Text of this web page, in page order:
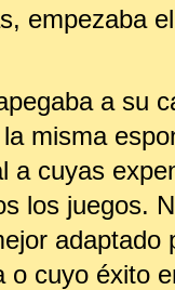
empezaba
a su
misma
a cuyas
los juegos.
adaptado
o cuyo éxito